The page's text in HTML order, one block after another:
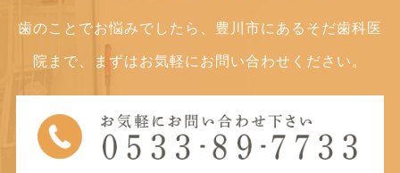
いつでもリラックスして通ってお仕事をされている方に特にお
目立たない矯正をお考えの方
は、まずは当院までお気軽にお
歯のことでお悩みでしたら、豊川市にあるそだ歯科医
院まで、まずはお気軽にお問い合わせください。